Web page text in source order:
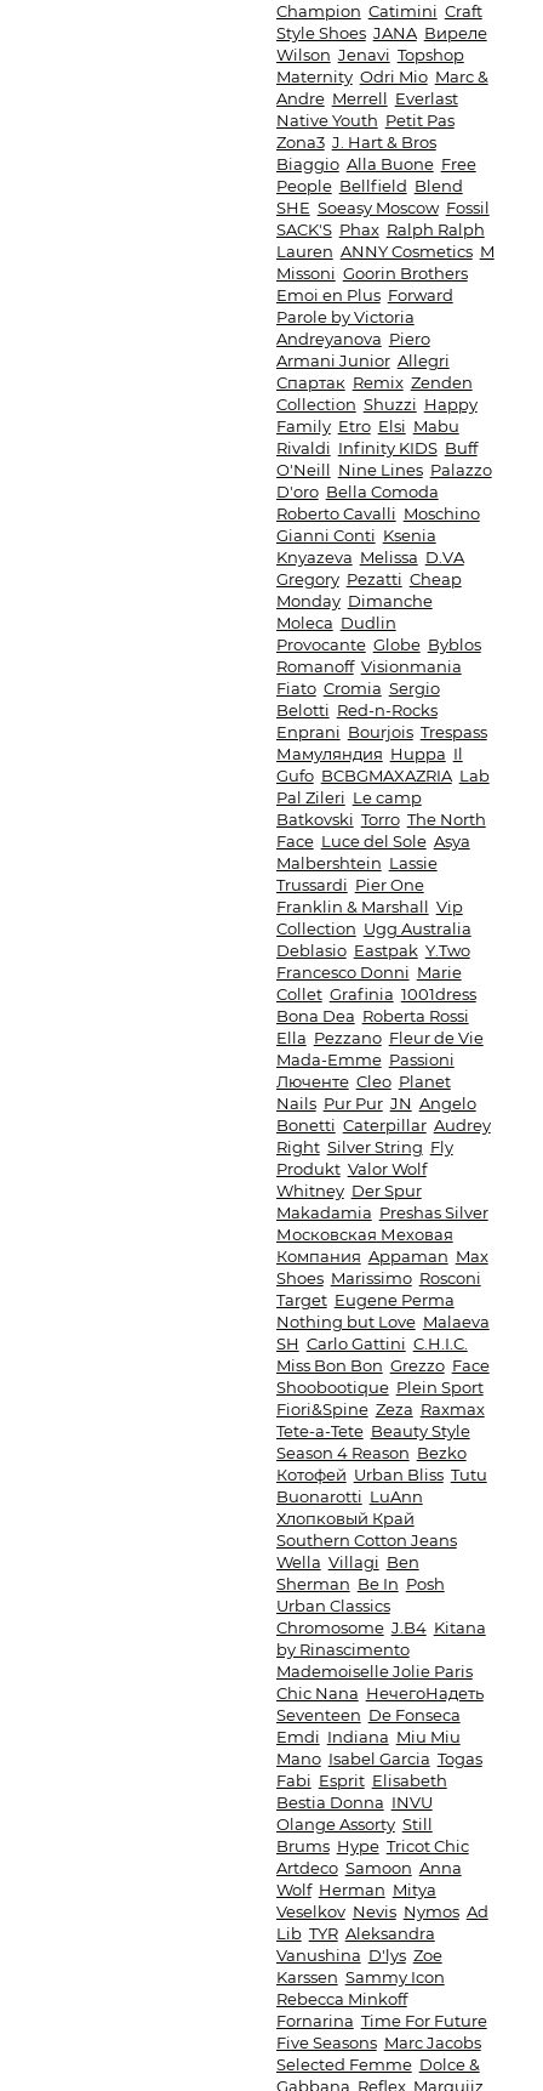
Champion Catimini Craft
Style Shoes JANA Виреле
Wilson Jenavi Topshop
Maternity Odri Mio Marc &
Andre Merrell Everlast
Native Youth Petit Pas
Zona3 J. Hart & Bros
Biaggio Alla Buone Free
People Bellfield Blend
SHE Soeasy Moscow Fossil
SACK'S Phax Ralph Ralph
Lauren ANNY Cosmetics M
Missoni Goorin Brothers
Emoi en Plus Forward
Parole by Victoria
Andreyanova Piero
Armani Junior Allegri
Спартак Remix Zenden
Collection Shuzzi Happy
Family Etro Elsi Mabu
Rivaldi Infinity KIDS Buff
O'Neill Nine Lines Palazzo
D'oro Bella Comoda
Roberto Cavalli Moschino
Gianni Conti Ksenia
Knyazeva Melissa D.VA
Gregory Pezatti Cheap
Monday Dimanche
Moleca Dudlin
Provocante Globe Byblos
Romanoff Visionmania
Fiato Cromia Sergio
Belotti Red-n-Rocks
Enprani Bourjois Trespass
Мамуляндия Huppa Il
Gufo BCBGMAXAZRIA Lab
Pal Zileri Le camp
Batkovski Torro The North
Face Luce del Sole Asya
Malbershtein Lassie
Trussardi Pier One
Franklin & Marshall Vip
Collection Ugg Australia
Deblasio Eastpak Y.Two
Francesco Donni Marie
Collet Grafinia 1001dress
Bona Dea Roberta Rossi
Ella Pezzano Fleur de Vie
Mada-Emme Passioni
Люченте Cleo Planet
Nails Pur Pur JN Angelo
Bonetti Caterpillar Audrey
Right Silver String Fly
Produkt Valor Wolf
Whitney Der Spur
Makadamia Preshas Silver
Московская Меховая
Компания Appaman Max
Shoes Marissimo Rosconi
Target Eugene Perma
Nothing but Love Malaeva
SH Carlo Gattini C.H.I.C.
Miss Bon Bon Grezzo Face
Shoobootique Plein Sport
Fiori&Spine Zeza Raxmax
Tete-a-Tete Beauty Style
Season 4 Reason Bezko
Котофей Urban Bliss Tutu
Buonarotti LuAnn
Хлопковый Край
Southern Cotton Jeans
Wella Villagi Ben
Sherman Be In Posh
Urban Classics
Chromosome J.B4 Kitana
by Rinascimento
Mademoiselle Jolie Paris
Chic Nana НечегоНадеть
Seventeen De Fonseca
Emdi Indiana Miu Miu
Mano Isabel Garcia Togas
Fabi Esprit Elisabeth
Bestia Donna INVU
Olange Assorty Still
Brums Hype Tricot Chic
Artdeco Samoon Anna
Wolf Herman Mitya
Veselkov Nevis Nymos Ad
Lib TYR Aleksandra
Vanushina D'lys Zoe
Karssen Sammy Icon
Rebecca Minkoff
Fornarina Time For Future
Five Seasons Marc Jacobs
Selected Femme Dolce &
Gabbana Reflex Marquiiz